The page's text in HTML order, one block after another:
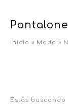
Inicio » Moda »
Estás buscando